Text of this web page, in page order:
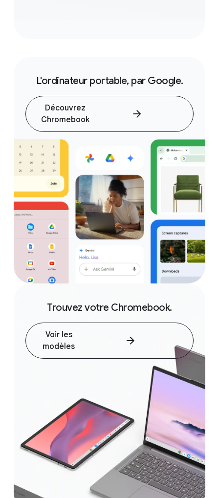
L'ordinateur portable, par Google.
Découvrez
Chromebook
Trouvez votre Chromebook.
Voir les
modèles